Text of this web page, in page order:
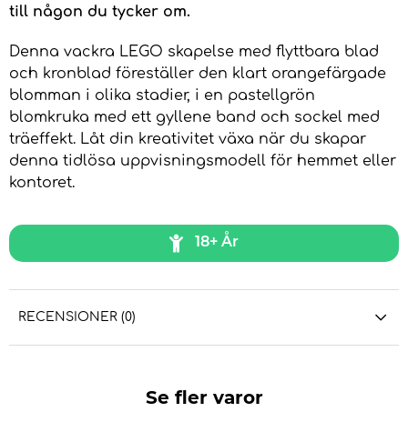
till någon du tycker om.
Denna vackra LEGO skapelse med flyttbara blad
och kronblad föreställer den klart orangefärgade
blomman i olika stadier, i en pastellgrön
blomkruka med ett gyllene band och sockel med
träeffekt. Låt din kreativitet växa när du skapar
denna tidlösa uppvisningsmodell för hemmet eller
kontoret.
18+ År
RECENSIONER (0)
Se fler varor